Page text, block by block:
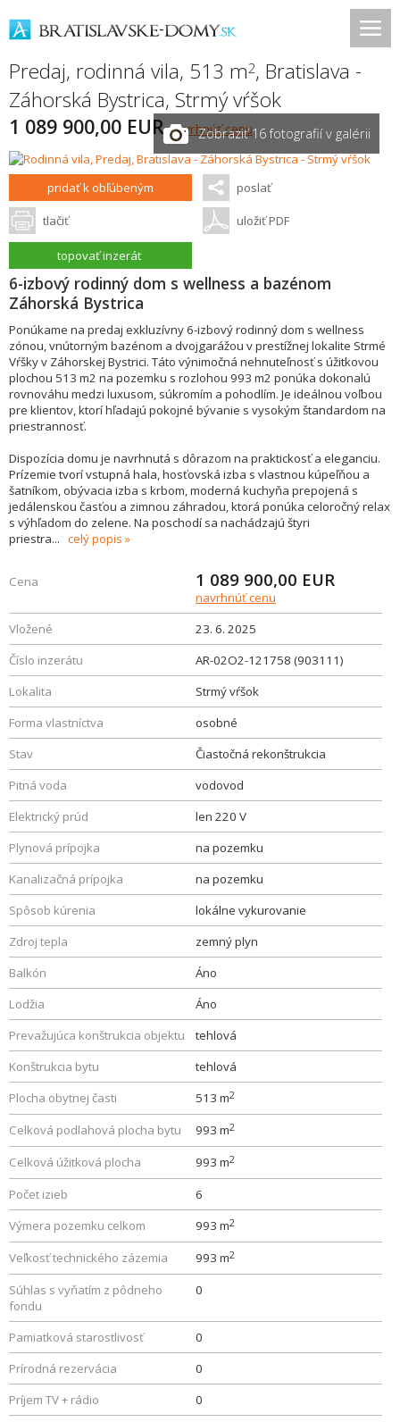
Predaj, rodinná vila, 513 m2, Bratislava -
Záhorská Bystrica, Strmý vŕšok
1 089 900,00 EURnavrhnúť cenu
Zobraziť 16 fotografií v galérii
pridať k obľúbeným poslať
tlačiť uložiť PDF
topovať inzerát
6-izbový rodinný dom s wellness a bazénom
Záhorská Bystrica
Ponúkame na predaj exkluzívny 6-izbový rodinný dom s wellness
zónou, vnútorným bazénom a dvojgarážou v prestížnej lokalite Strmé
Vŕšky v Záhorskej Bystrici. Táto výnimočná nehnuteľnosť s úžitkovou
plochou 513 m2 na pozemku s rozlohou 993 m2 ponúka dokonalú
rovnováhu medzi luxusom, súkromím a pohodlím. Je ideálnou voľbou
pre klientov, ktorí hľadajú pokojné bývanie s vysokým štandardom na
priestrannosť.
Dispozícia domu je navrhnutá s dôrazom na praktickosť a eleganciu.
Prízemie tvorí vstupná hala, hosťovská izba s vlastnou kúpeľňou a
šatníkom, obývacia izba s krbom, moderná kuchyňa prepojená s
jedálenskou časťou a zimnou záhradou, ktorá ponúka celoročný relax
s výhľadom do zelene. Na poschodí sa nachádzajú štyri
priestra... celý popis
Cena 1 089 900,00 EUR
navrhnúť cenu
Vložené
23. 6. 2025
Číslo inzerátu
AR-02O2-121758 (903111)
Lokalita
Strmý vŕšok
Forma vlastníctva
osobné
Stav
Čiastočná rekonštrukcia
Pitná voda
vodovod
Elektrický prúd
len 220 V
Plynová prípojka
na pozemku
Kanalizačná prípojka
na pozemku
Spôsob kúrenia
lokálne vykurovanie
Zdroj tepla
zemný plyn
Balkón
Áno
Lodžia
Áno
Prevažujúca konštrukcia objektu
tehlová
Konštrukcia bytu
tehlová
Plocha obytnej časti
513 m2
Celková podlahová plocha bytu 993 m2
Celková úžitková plocha 993 m2
Počet izieb
6
Výmera pozemku celkom
993 m2
Veľkosť technického zázemia 993 m2
Súhlas s vyňatím z pôdneho
fondu
0
Pamiatková starostlivosť
0
Prírodná rezervácia
0
Príjem TV + rádio
0